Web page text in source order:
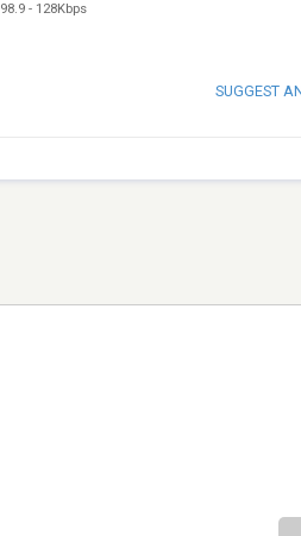
- 128Kbps
SUGGEST